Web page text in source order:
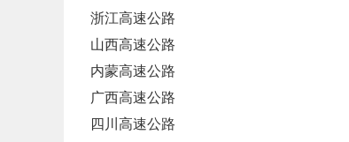
浙江高速公路
山西高速公路
内蒙高速公路
广西高速公路
四川高速公路